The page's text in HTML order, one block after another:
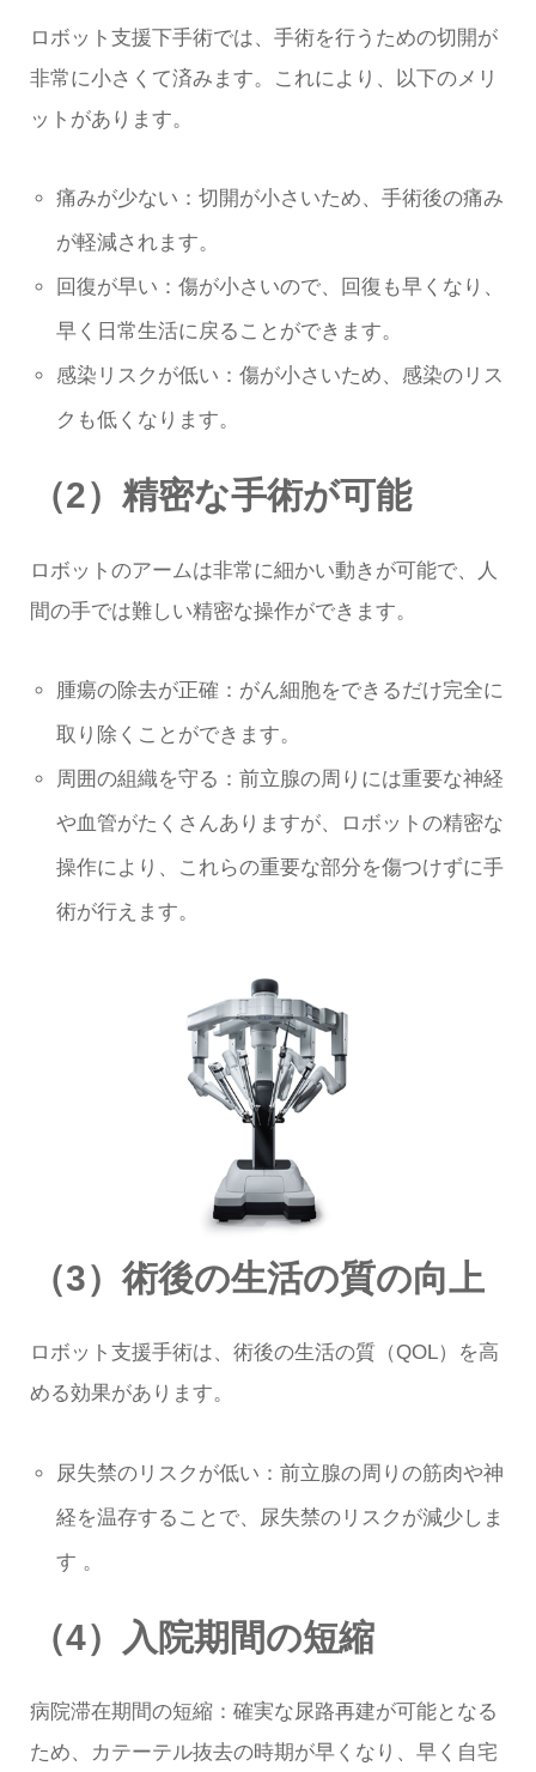
ロボット支援下手術では、手術を行うための切開が
非常に小さくて済みます。これにより、以下のメリ
ットがあります。
痛みが少ない：切開が小さいため、手術後の痛み
が軽減されます。
回復が早い：傷が小さいので、回復も早くなり、
早く日常生活に戻ることができます。
感染リスクが低い：傷が小さいため、感染のリス
クも低くなります。
（2）精密な手術が可能
ロボットのアームは非常に細かい動きが可能で、人
間の手では難しい精密な操作ができます。
腫瘍の除去が正確：がん細胞をできるだけ完全に
取り除くことができます。
周囲の組織を守る：前立腺の周りには重要な神経
や血管がたくさんありますが、ロボットの精密な
操作により、これらの重要な部分を傷つけずに手
術が行えます。
（3）術後の生活の質の向上
ロボット支援手術は、術後の生活の質（QOL）を高
める効果があります。
尿失禁のリスクが低い：前立腺の周りの筋肉や神
経を温存することで、尿失禁のリスクが減少しま
す 。
（4）入院期間の短縮
病院滞在期間の短縮：確実な尿路再建が可能となる
ため、カテーテル抜去の時期が早くなり、早く自宅